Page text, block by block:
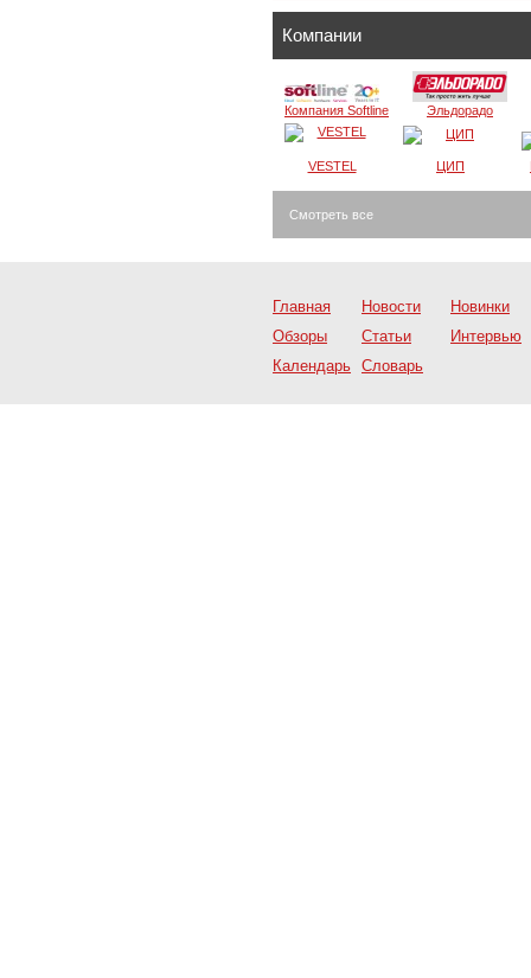
Компании
Компания Softline Эльдорадо
VESTEL ЦИП
Смотреть все
Главная Новости
Новинки
Обзоры
Статьи
Интервью
Календарь Словарь